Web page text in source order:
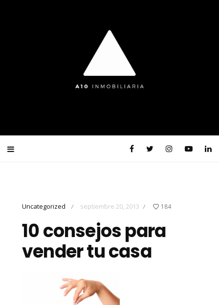
Uncategorized / septiembre 20, 2013 / 184
10 consejos para
vender tu casa